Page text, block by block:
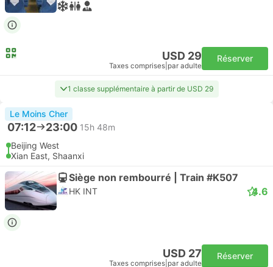
USD 29
Taxes comprises par adulte
Réserver
1 classe supplémentaire à partir de USD 29
Le Moins Cher
07:12 23:00 15h 48m
Beijing West
Xian East, Shaanxi
Siège non rembourré | Train #K507
HK INT 4.6
USD 27
Taxes comprises par adulte
Réserver